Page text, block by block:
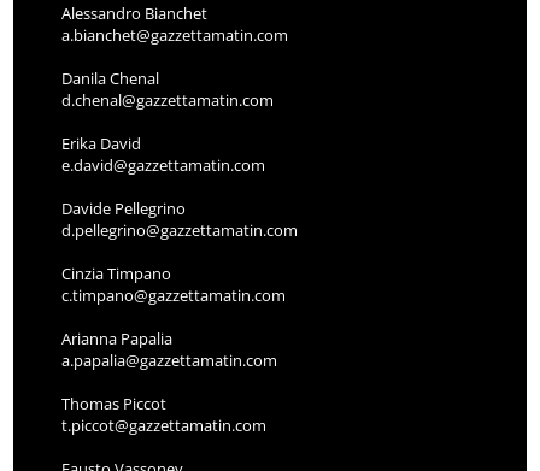
Alessandro Bianchet
a.bianchet@gazzettamatin.com
Danila Chenal
d.chenal@gazzettamatin.com
Erika David
e.david@gazzettamatin.com
Davide Pellegrino
d.pellegrino@gazzettamatin.com
Cinzia Timpano
c.timpano@gazzettamatin.com
Arianna Papalia
a.papalia@gazzettamatin.com
Thomas Piccot
t.piccot@gazzettamatin.com